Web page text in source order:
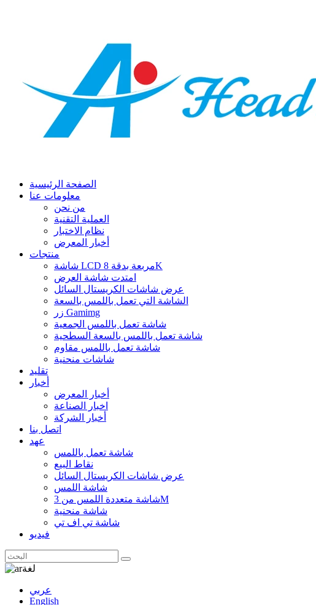
الصفحة الرئيسية
معلومات عنا
من نحن
العملية التقنية
نظام الاختبار
أخبار المعرض
منتجات
شاشة LCD مربعة بدقة 8K
امتدت شاشة العرض
عرض شاشات الكريستال السائل
الشاشة التي تعمل باللمس بالسعة
زر Gamimg
شاشة تعمل باللمس الجمعية
شاشة تعمل باللمس بالسعة السطحية
شاشة تعمل باللمس مقاوم
شاشات منحنية
تقليد
أخبار
أخبار المعرض
اخبار الصناعة
أخبار الشركة
اتصل بنا
عهد
شاشة تعمل باللمس
نقاط البيع
عرض شاشات الكريستال السائل
شاشة اللمس
شاشة متعددة اللمس من 3M
شاشة منحنية
شاشة تي اف تي
فيديو
لغة
عربي
English